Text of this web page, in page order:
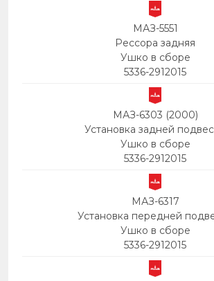
МАЗ-5551
Рессора задняя
Ушко в сборе
5336-2912015
МАЗ-6303 (2000)
Установка задней
Ушко в сборе
5336-2912015
МАЗ-6317
Установка передней
Ушко в сборе
5336-2912015